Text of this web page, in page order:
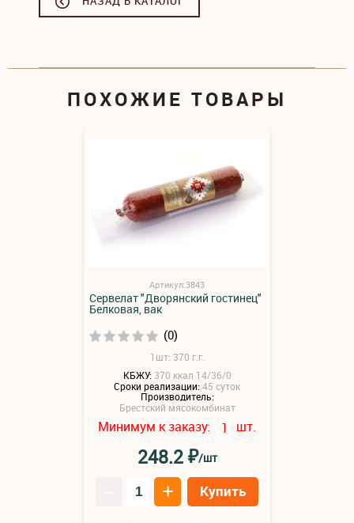
ПОХОЖИЕ ТОВАРЫ
Артикул:3843
Сервелат "Дворянский гостинец"
Белковая, вак
(0)
1шт: 370 г.г.
КБЖУ: 370 ккал 14/36/0
Сроки реализации:45 суток
Производитель:
Брестский мясокомбинат
Минимум к заказу: 1 шт.
248.2₽/шт
+ Купить